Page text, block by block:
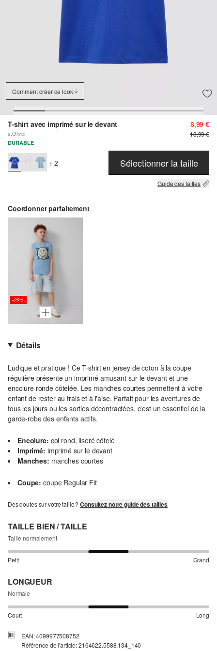
Comment créer ce look
T-shirt avec imprimé sur le devant
s.Oliver
8,99 €
13,99 €
DURABLE
+ 2 Sélectionner la taille
Guide des tailles
Coordonner parfaitement
-22%
Détails
Ludique et pratique ! Ce T-shirt en jersey de coton à la coupe
régulière présente un imprimé amusant sur le devant et une
encolure ronde côtelée. Les manches courtes permettent à votre
enfant de rester au frais et à l'aise. Parfait pour les aventures de
tous les jours ou les sorties décontractées, c'est un essentiel de la
garde-robe des enfants actifs.
Encolure: col rond, liseré côtelé
Imprimé: imprimé sur le devant
Manches: manches courtes
Coupe: coupe Regular Fit
Des doutes sur votre taille ?Consultez notre guide des tailles
TAILLE BIEN / TAILLE
Taille normalement
Petit Grand
LONGUEUR
Normale
Court Long
EAN: 4099977508752
Référence de l'article: 2164622.5588.134_140